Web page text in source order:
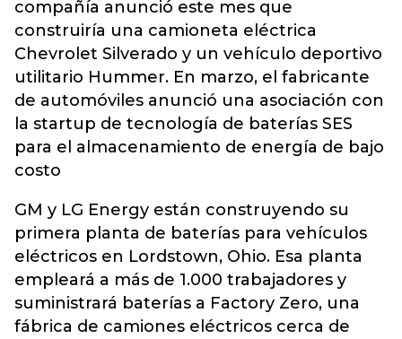
compañía anunció este mes que
construiría una camioneta eléctrica
Chevrolet Silverado y un vehículo deportivo
utilitario Hummer. En marzo, el fabricante
de automóviles anunció una asociación con
la startup de tecnología de baterías SES
para el almacenamiento de energía de bajo
costo
GM y LG Energy están construyendo su
primera planta de baterías para vehículos
eléctricos en Lordstown, Ohio. Esa planta
empleará a más de 1.000 trabajadores y
suministrará baterías a Factory Zero, una
fábrica de camiones eléctricos cerca de